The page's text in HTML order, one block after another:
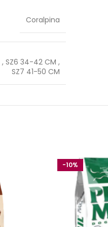
Coralpina
, SZ6 34-42 CM ,
SZ7 41-50 CM
-10%